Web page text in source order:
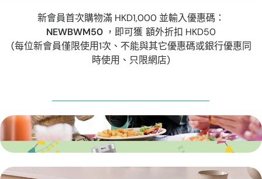
新會員首次購物滿 HKD1,000 並輸入優惠碼：
NEWBWM50 ，即可獲 額外折扣 HKD50
(每位新會員僅限使用1次、不能與其它優惠碼或銀行優惠同
時使用、只限網店)